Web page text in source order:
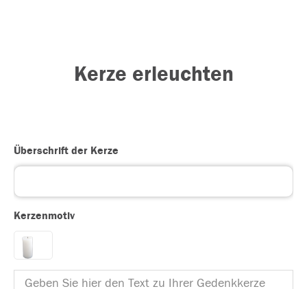
Kerze erleuchten
Überschrift der Kerze
Kerzenmotiv